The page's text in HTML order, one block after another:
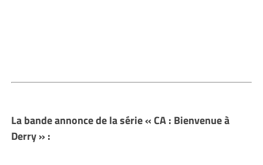
La bande annonce de la série « CA : Bienvenue à
Derry » :